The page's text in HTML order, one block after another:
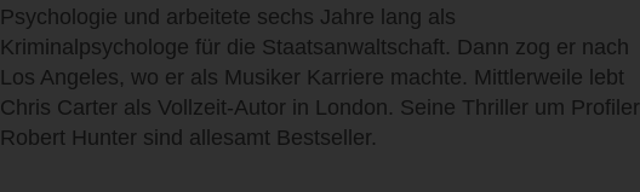
Psychologie und arbeitete sechs Jahre lang als
Kriminalpsychologe für die Staatsanwaltschaft. Dann zog er nach
Los Angeles, wo er als Musiker Karriere machte. Mittlerweile lebt
Chris Carter als Vollzeit-Autor in London. Seine Thriller um Profiler
Robert Hunter sind allesamt Bestseller.